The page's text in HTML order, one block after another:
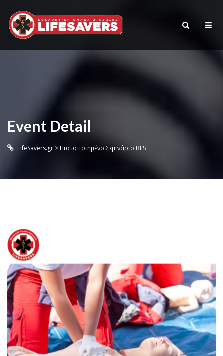
Event Detail
LifeSavers.gr >Πιστοποιημένο Σεμινάριο BLS